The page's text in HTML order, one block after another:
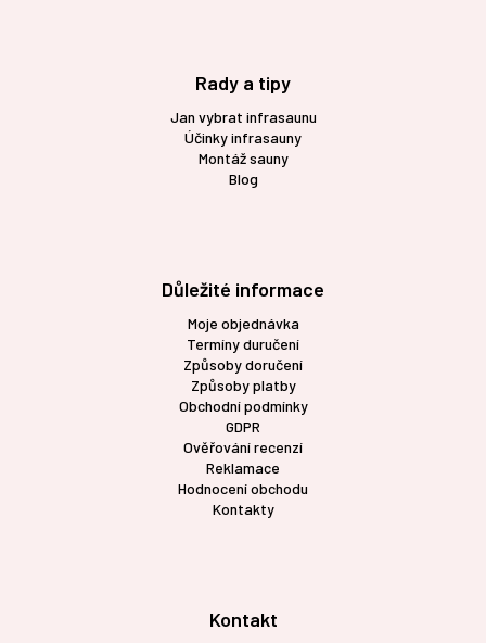
Rady a tipy
Jan vybrat infrasaunu
Účinky infrasauny
Montáž sauny
Blog
Důležité informace
Moje objednávka
Termíny duručení
Způsoby doručení
Způsoby platby
Obchodní podmínky
GDPR
Ověřování recenzí
Reklamace
Hodnocení obchodu
Kontakty
Kontakt